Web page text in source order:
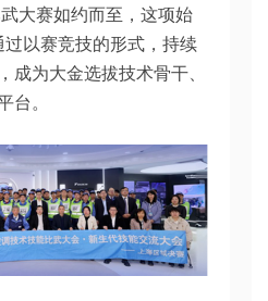
大赛如约而至，这项始
以赛竞技的形式，持续
成为大金选拔技术骨干、
台。